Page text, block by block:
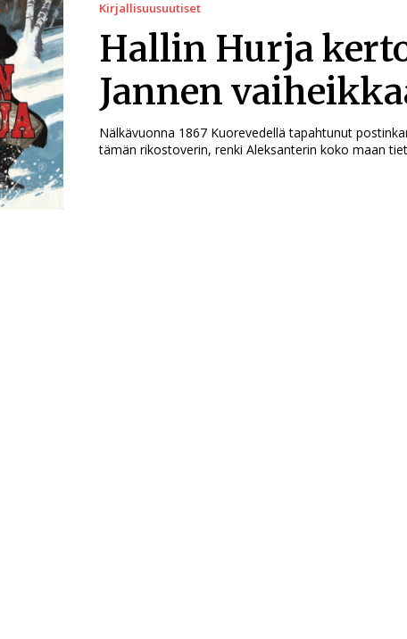
Kirjallisuusuutiset
Hallin Hurja
Jannen
Nälkävuonna 1867 Kuorevedellä tapahtunut
tämän rikostoverin, renki Aleksanterin koko maan